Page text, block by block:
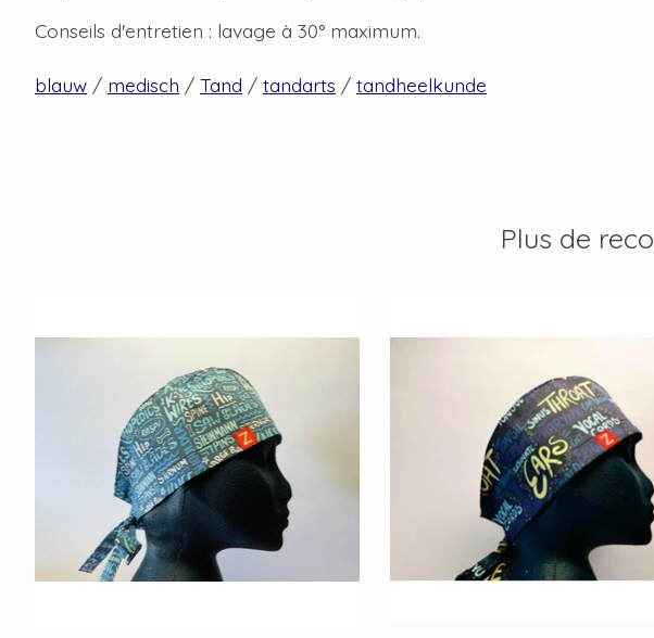
Conseils d'entretien : lavage à 30° maximum.
blauw / medisch / Tand / tandarts / tandheelkunde
Plus de